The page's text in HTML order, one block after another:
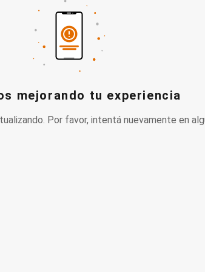
mejorando tu experiencia
Por favor, intentá nuevamente en